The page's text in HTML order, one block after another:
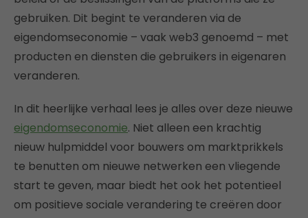
gebruiken. Dit begint te veranderen via de
eigendomseconomie – vaak web3 genoemd – met
producten en diensten die gebruikers in eigenaren
veranderen.
In dit heerlijke verhaal lees je alles over deze nieuwe
eigendomseconomie. Niet alleen een krachtig
nieuw hulpmiddel voor bouwers om marktprikkels
te benutten om nieuwe netwerken een vliegende
start te geven, maar biedt het ook het potentieel
om positieve sociale verandering te creëren door